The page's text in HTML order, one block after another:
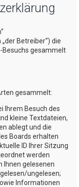
Betreiber“) die
Besuchs gesammelt
gesammelt:
Ihrem Besuch des
kleine Textdateien,
ablegt und die
Boards erhalten
ID Ihrer Sitzung
werden
Ihnen gelesenen
ungelesen;
Informationen